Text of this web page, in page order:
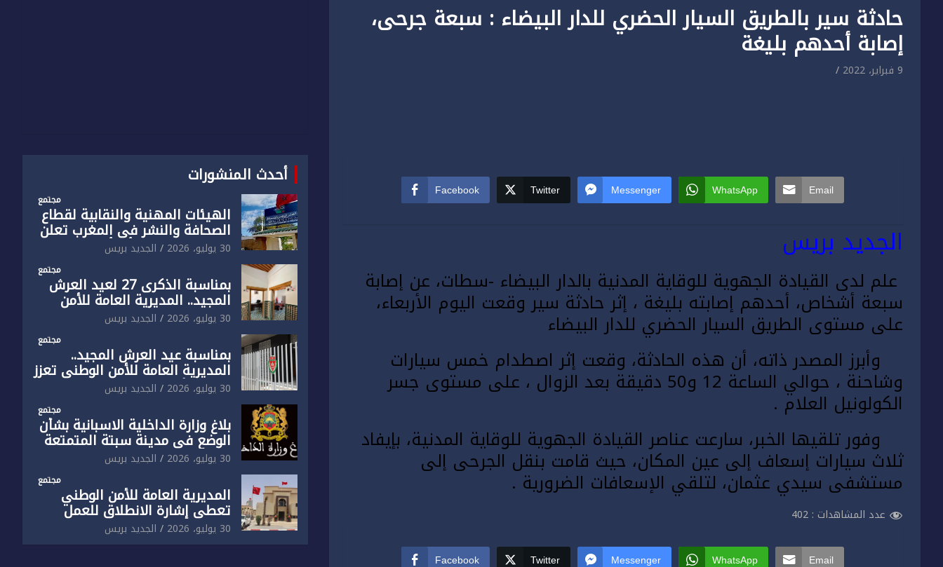
حادثة سير بالطريق السيار الحضري للدار البيضاء : سبعة جرحى،
إصابة أحدهم بليغة
9 فبراير، 2022
Facebook Twitter Messenger WhatsApp Email
الجديد بريس
علم لدى القيادة الجهوية للوقاية المدنية بالدار البيضاء -سطات، عن إصابة
سبعة أشخاص، أحدهم إصابته بليغة ، إثر حادثة سير وقعت اليوم الأربعاء،
على مستوى الطريق السيار الحضري للدار البيضاء
وأبرز المصدر ذاته، أن هذه الحادثة، وقعت إثر اصطدام خمس سيارات
وشاحنة ، حوالي الساعة 12 و50 دقيقة بعد الزوال ، على مستوى جسر
الكولونيل العلام .
وفور تلقيها الخبر، سارعت عناصر القيادة الجهوية للوقاية المدنية، بإيفاد
ثلاث سيارات إسعاف إلى عين المكان، حيث قامت بنقل الجرحى إلى
مستشفى سيدي عثمان، لتلقي الإسعافات الضرورية .
عدد المشاهدات : 402
Facebook Twitter Messenger WhatsApp Email
أحدث المنشورات
مجتمع
الهيئات المهنية والنقابية لقطاع
الصحافة والنشر في المغرب تعلن
رفضها القاطع لـ”أي أجندة انتخابية
مُعدة على مقاس سياسي
ومصلحي ضيق”
30 يوليو، 2026 الجديد بريس
مجتمع
بمناسبة الذكرى 27 لعيد العرش
المجيد.. المديرية العامة للأمن
الوطني تفتتح المقر الجديد لفرقة
الشرطة السياحية بفاس
30 يوليو، 2026 الجديد بريس
مجتمع
بمناسبة عيد العرش المجيد..
المديرية العامة للأمن الوطني تعزز
البنية الأمنية بالناظور بإحداث
فرقتين جديدتين
30 يوليو، 2026 الجديد بريس
مجتمع
بلاغ وزارة الداخلية الاسبانية بشأن
الوضع في مدينة سبتة المتمتعة
بالحكم الذاتي
30 يوليو، 2026 الجديد بريس
مجتمع
المديرية العامة للأمن الوطني
تعطي إشارة الانطلاق للعمل
بالمقر الجديد للدائرة الثالثة
للشرطة بولاية أمن العيون
30 يوليو، 2026 الجديد بريس